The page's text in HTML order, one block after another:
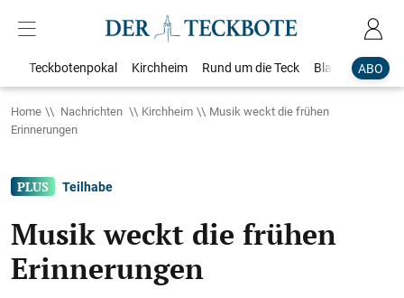
ABO
Teckbotenpokal Kirchheim Rund um die Teck Blaulicht
Home Nachrichten Kirchheim
Musik weckt die frühen
Erinnerungen
Teilhabe
Musik weckt die frühen
Erinnerungen